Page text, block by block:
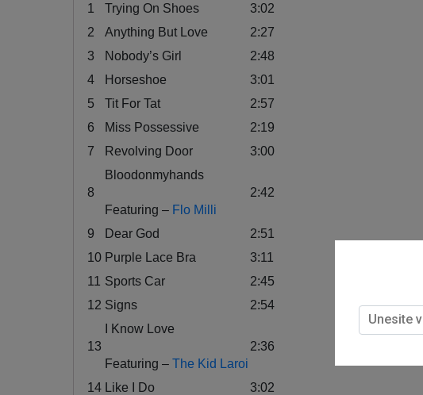
1 Trying On Shoes
3:02
2
Anything But Love
2:27
3
Nobody’s Girl
2:48
4
Horseshoe
3:01
5
Tit For Tat
2:57
6
Miss Possessive
2:19
7
Revolving Door 3:00
8
Bloodonmyhands
Featuring – Flo Milli
2:42
9 Dear God
2:51
10 Purple Lace Bra
3:11
11
Sports Car
2:45
12 Signs 2:54
13
I Know Love
Featuring – The Kid Laroi
2:36
14 Like I Do
3:02